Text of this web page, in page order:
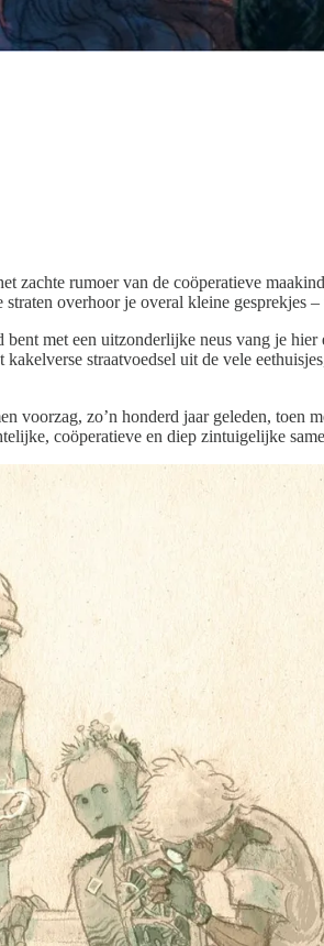
zachte rumoer van de coöperatieve
overhoor je overal kleine gesprekjes –
met een uitzonderlijke neus vang je
straatvoedsel uit de vele
voorzag, zo’n honderd jaar geleden,
coöperatieve en diep zintuigelijke